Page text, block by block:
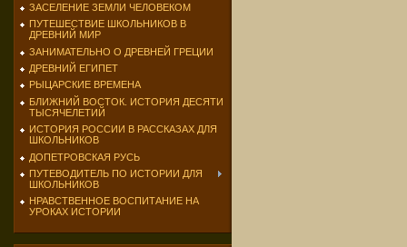
ЗАСЕЛЕНИЕ ЗЕМЛИ ЧЕЛОВЕКОМ
ПУТЕШЕСТВИЕ ШКОЛЬНИКОВ В
ДРЕВНИЙ МИР
ЗАНИМАТЕЛЬНО О ДРЕВНЕЙ ГРЕЦИИ
ДРЕВНИЙ ЕГИПЕТ
РЫЦАРСКИЕ ВРЕМЕНА
БЛИЖНИЙ ВОСТОК. ИСТОРИЯ ДЕСЯТИ
ТЫСЯЧЕЛЕТИЙ
ИСТОРИЯ РОССИИ В РАССКАЗАХ ДЛЯ
ШКОЛЬНИКОВ
ДОПЕТРОВСКАЯ РУСЬ
ПУТЕВОДИТЕЛЬ ПО ИСТОРИИ ДЛЯ
ШКОЛЬНИКОВ
НРАВСТВЕННОЕ ВОСПИТАНИЕ НА
УРОКАХ ИСТОРИИ